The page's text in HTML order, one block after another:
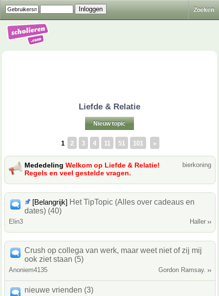
Zoeken
Liefde & Relatie
Nieuw topic
1 2 3 4 11 51 101 »
bierkoning
Mededeling Welkom op Liefde & Relatie!
Regels en veel gestelde vragen.
[Belangrijk] Het TipTopic (Alles over cadeaus en
dates) (40)
Elin3 Haller
Crush op collega van werk, maar weet niet of zij mij
ook ziet staan (5)
Anoniem4135 Gordon Ramsay.
nieuwe vrienden (3)